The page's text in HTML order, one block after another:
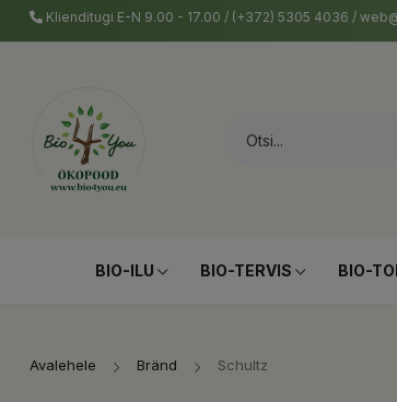
Klienditugi E-N 9.00 - 17.00 / (+372) 5305 4036 /
BIO-ILU BIO-TERVIS BIO-
Avalehele Bränd Schultz